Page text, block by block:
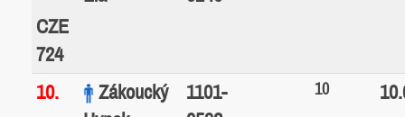
724
10.
Zákoucký
Hynek
1101-
0592
10